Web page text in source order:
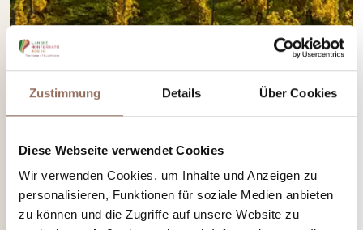
Zustimmung Details Über Cookies
Diese Webseite verwendet Cookies
Wir verwenden Cookies, um Inhalte und Anzeigen zu
personalisieren, Funktionen für soziale Medien anbieten
zu können und die Zugriffe auf unsere Website zu